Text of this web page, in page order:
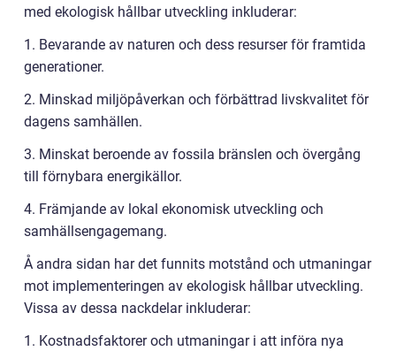
med ekologisk hållbar utveckling inkluderar:
1. Bevarande av naturen och dess resurser för framtida
generationer.
2. Minskad miljöpåverkan och förbättrad livskvalitet för
dagens samhällen.
3. Minskat beroende av fossila bränslen och övergång
till förnybara energikällor.
4. Främjande av lokal ekonomisk utveckling och
samhällsengagemang.
Å andra sidan har det funnits motstånd och utmaningar
mot implementeringen av ekologisk hållbar utveckling.
Vissa av dessa nackdelar inkluderar:
1. Kostnadsfaktorer och utmaningar i att införa nya